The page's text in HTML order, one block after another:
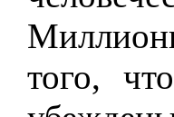
того,